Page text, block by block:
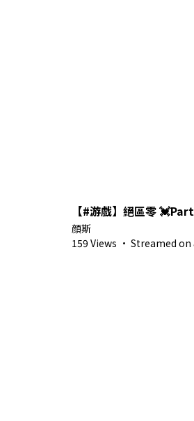
【#游戲】絕區零
顔斯
159 Views · Streamed on